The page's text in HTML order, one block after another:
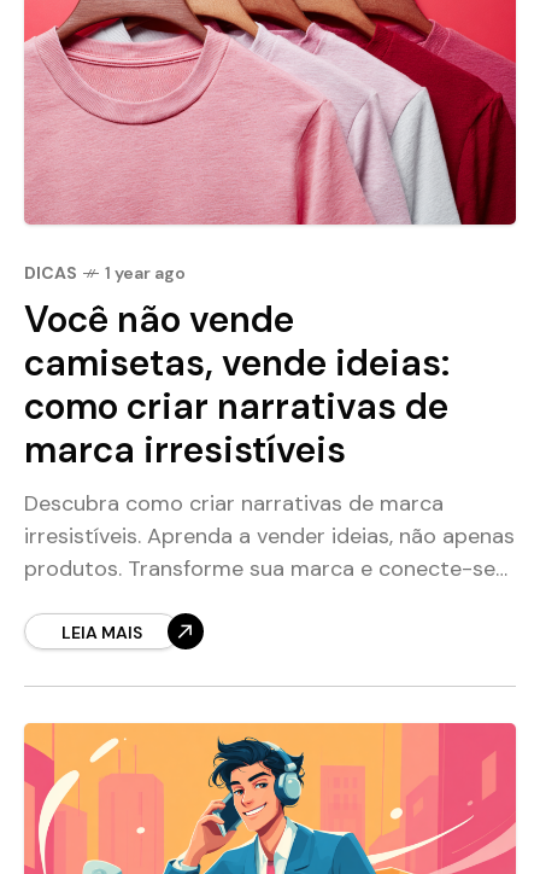
DICAS 1 year ago
Você não vende
camisetas, vende ideias:
como criar narrativas de
marca irresistíveis
Descubra como criar narrativas de marca
irresistíveis. Aprenda a vender ideias, não apenas
produtos. Transforme sua marca e conecte-se
LEIA MAIS